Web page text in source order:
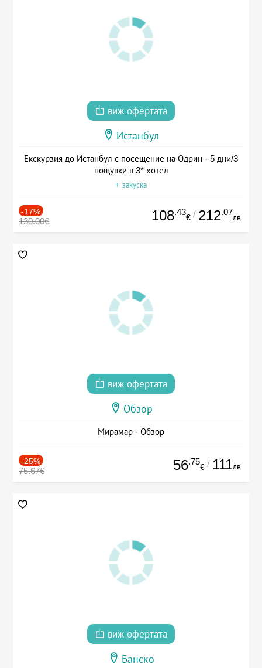
виж офертата
Истанбул
Екскурзия до Истанбул с посещение на Одрин - 5 дни/3
нощувки в 3* хотел
+ закуска
-17%
130.00€ 108.43
€ / 212.07
лв.
виж офертата
Обзор
Мирамар - Обзор
-25%
75.67€ 56.75
€ / 111лв.
виж офертата
Банско